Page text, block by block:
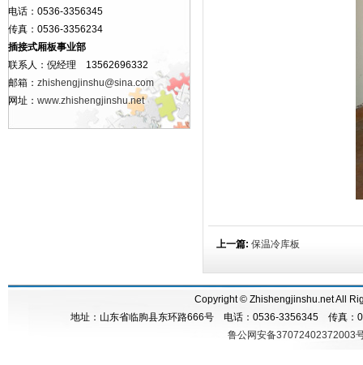
电话：0536-3356345
传真：0536-3356234
插接式厢板事业部
联系人：倪经理 13562696332
邮箱： zhishengjinshu@sina.com
网址： www.zhishengjinshu.net
上一篇: 保温冷库板
Copyright © Zhishengjinshu.net All
地址：山东省临朐县东环路666号 电话：0536-3356345 传真
鲁公网安备37072402372003